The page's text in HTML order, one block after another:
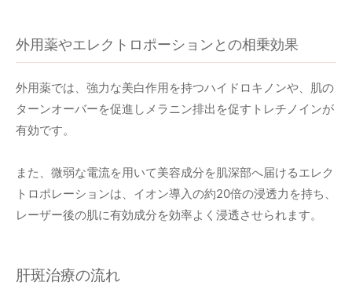
外用薬やエレクトロポーションとの相乗効果
外用薬では、強力な美白作用を持つハイドロキノンや、肌の
ターンオーバーを促進しメラニン排出を促すトレチノインが
有効です。
また、微弱な電流を用いて美容成分を肌深部へ届けるエレク
トロポレーションは、イオン導入の約20倍の浸透力を持ち、
レーザー後の肌に有効成分を効率よく浸透させられます。
肝斑治療の流れ